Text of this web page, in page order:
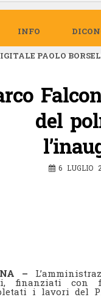
INFO
PAOLO
del
6 LUGLIO
–
finanziati con
i lavori del